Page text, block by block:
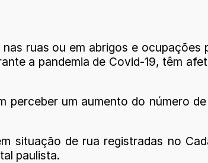
ruas ou em abrigos e ocupações
a pandemia de Covid-19, têm
perceber um aumento do número
situação de rua registradas no
paulista.